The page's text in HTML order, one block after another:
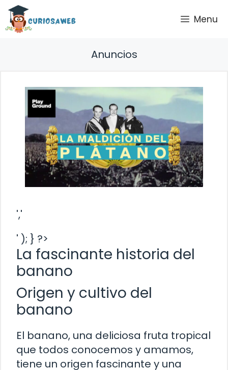
Saltar
contenido
Menu
Anuncios
','
' ); } ?>
La fascinante historia del
banano
Origen y cultivo del
banano
El banano, una deliciosa fruta tropical
que todos conocemos y amamos,
tiene un origen fascinante y una